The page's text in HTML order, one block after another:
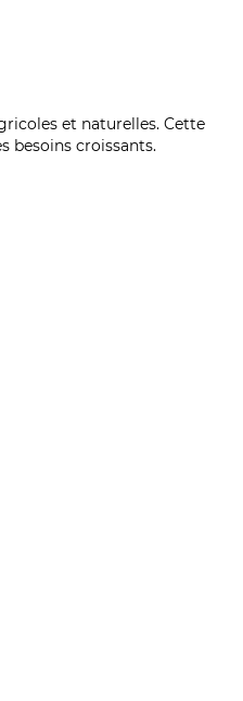
et naturelles. Cette
besoins croissants.